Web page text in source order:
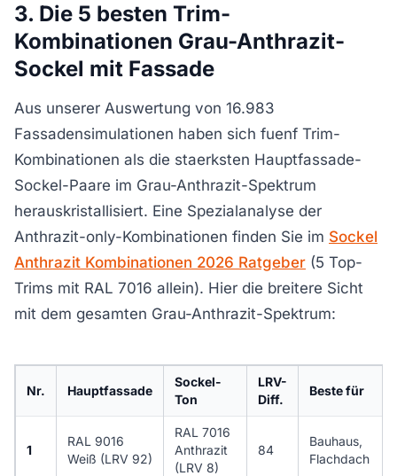
3. Die 5 besten Trim-
Kombinationen Grau-Anthrazit-
Sockel mit Fassade
Aus unserer Auswertung von 16.983
Fassadensimulationen haben sich fuenf Trim-
Kombinationen als die staerksten Hauptfassade-
Sockel-Paare im Grau-Anthrazit-Spektrum
herauskristallisiert. Eine Spezialanalyse der
Anthrazit-only-Kombinationen finden Sie im Sockel
Anthrazit Kombinationen 2026 Ratgeber (5 Top-
Trims mit RAL 7016 allein). Hier die breitere Sicht
mit dem gesamten Grau-Anthrazit-Spektrum:
Nr. Hauptfassade
Sockel-
Ton
LRV-
Diff.
Beste für
1
RAL 9016
Weiß (LRV 92)
RAL 7016
Anthrazit
(LRV 8)
84
Bauhaus,
Flachdach